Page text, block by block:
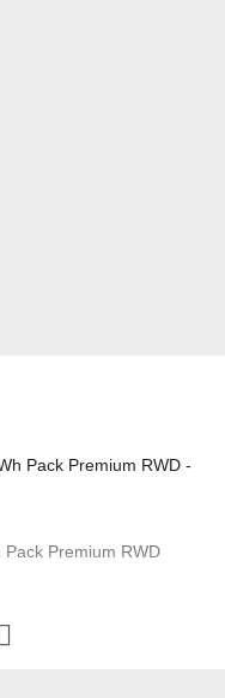
Pack Premium RWD -
Premium RWD
